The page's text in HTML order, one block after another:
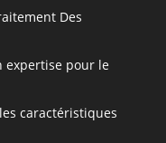
Des
expertise pour le
caractéristiques